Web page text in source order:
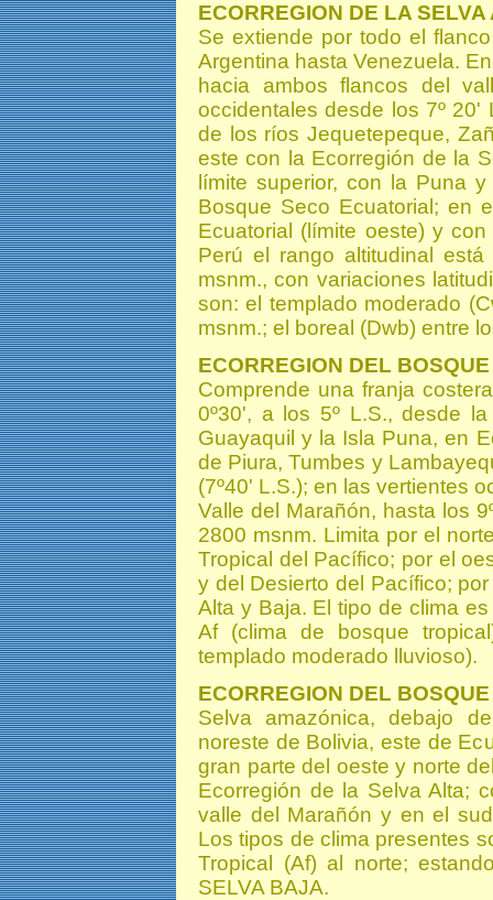
ECORREGION DE LA SELVA
Se extiende por todo el
Argentina hasta Venezuela.
hacia ambos flancos del
occidentales desde los 7º
de los ríos Jequetepeque,
este con la Ecorregión de la
límite superior, con la Puna
Bosque Seco Ecuatorial; en
Ecuatorial (límite oeste) y
Perú el rango altitudinal
msnm., con variaciones
son: el templado moderado
msnm.; el boreal (Dwb) entre
ECORREGION DEL
Comprende una franja
0º30', a los 5º L.S., desde
Guayaquil y la Isla Puna, en
de Piura, Tumbes y
(7º40' L.S.); en las vertientes
Valle del Marañón, hasta los
2800 msnm. Limita por el
Tropical del Pacífico; por el
y del Desierto del Pacífico;
Alta y Baja. El tipo de clima
Af (clima de bosque
templado moderado lluvioso).
ECORREGION DEL
Selva amazónica, debajo
noreste de Bolivia, este de
gran parte del oeste y norte
Ecorregión de la Selva Alta;
valle del Marañón y en el
Los tipos de clima presentes
Tropical (Af) al norte;
SELVA BAJA.